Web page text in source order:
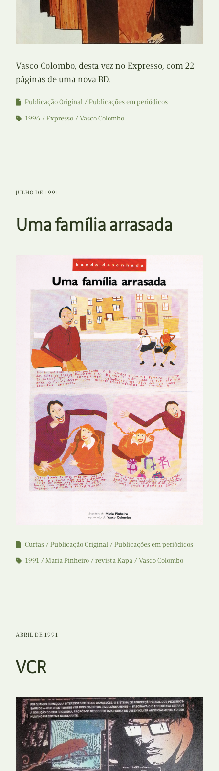
Vasco Colombo, desta vez no Expresso, com 22
páginas de uma nova BD.
Publicação Original
Publicações em periódicos
1996
Expresso Vasco Colombo
JULHO DE 1991
Uma família arrasada
Curtas Publicação Original
Publicações em periódicos
1991
Maria Pinheiro revista Kapa Vasco Colombo
ABRIL DE 1991
VCR